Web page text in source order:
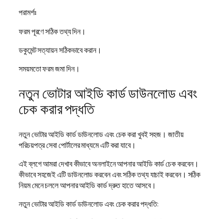
পরামর্শঃ
ফরম পূরণে সঠিক তথ্য দিন।
ডকুমেন্ট সত্যায়ন সঠিকভাবে করান।
সময়মতো ফরম জমা দিন।
নতুন ভোটার আইডি কার্ড ডাউনলোড এবং
চেক করার পদ্ধতি
নতুন ভোটার আইডি কার্ড ডাউনলোড এবং চেক করা খুবই সহজ। জাতীয়
পরিচয়পত্র সেবা পোর্টালের মাধ্যমে এটি করা যাবে।
এই ব্লগে আমরা দেখাব কীভাবে অনলাইনে আপনার আইডি কার্ড চেক করবেন।
কীভাবে সহজেই এটি ডাউনলোড করবেন এবং সঠিক তথ্য যাচাই করবেন। সঠিক
নিয়ম মেনে চললে আপনার আইডি কার্ড দ্রুত হাতে আসবে।
নতুন ভোটার আইডি কার্ড ডাউনলোড এবং চেক করার পদ্ধতি: